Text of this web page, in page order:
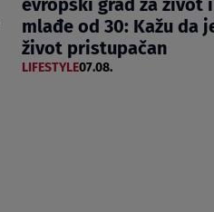
mlađe od 30: Kažu da
život pristupačan
LIFESTYLE07.08.